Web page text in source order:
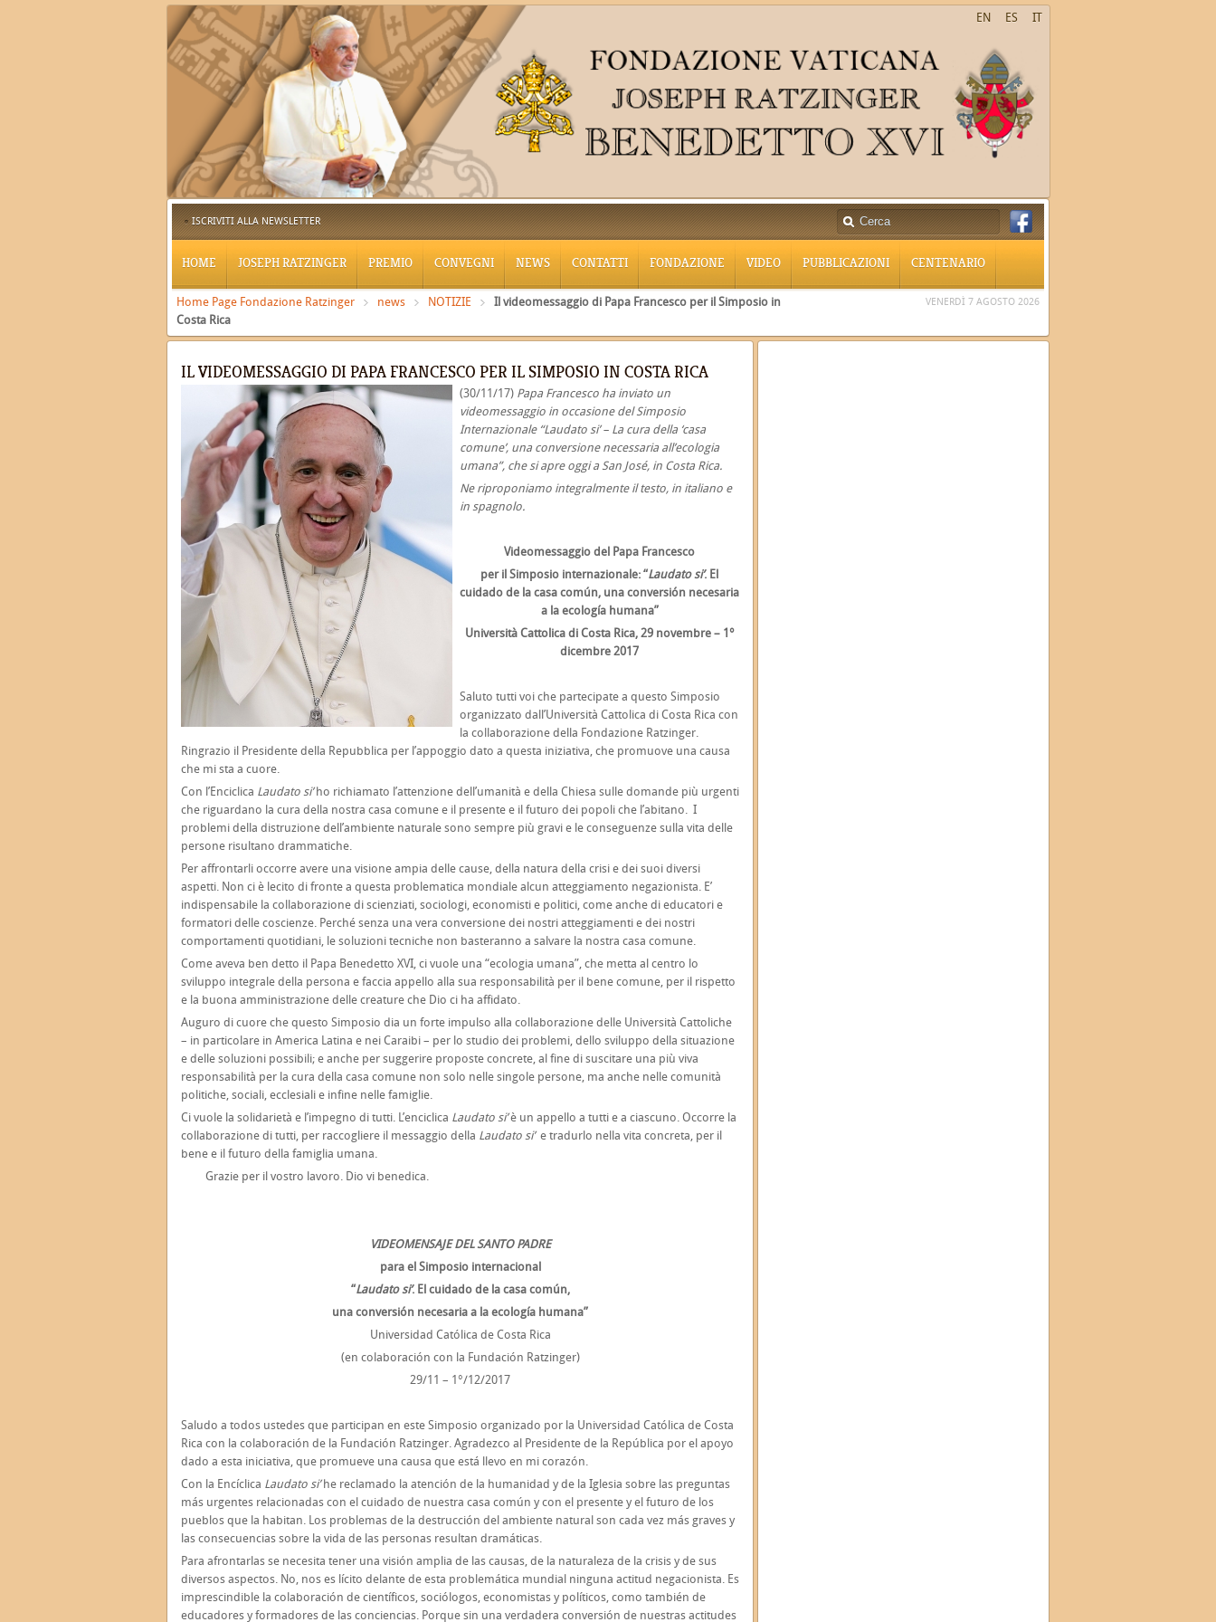
IT
ES
EN
ISCRIVITI ALLA NEWSLETTER
HOME JOSEPH RATZINGER PREMIO CONVEGNI NEWS CONTATTI FONDAZIONE VIDEO PUBBLICAZIONI CENTENARIO
Home Page Fondazione Ratzinger news NOTIZIE
Il videomessaggio di Papa Francesco per il Simposio in
Costa Rica
VENERDÌ 7 AGOSTO 2026
IL VIDEOMESSAGGIO DI PAPA FRANCESCO PER IL SIMPOSIO IN COSTA RICA
(30/11/17) Papa Francesco ha inviato un
videomessaggio in occasione del Simposio
Internazionale “Laudato si’ – La cura della ‘casa
comune’, una conversione necessaria all’ecologia
umana”, che si apre oggi a San José, in Costa Rica.
Ne riproponiamo integralmente il testo, in italiano e
in spagnolo.
Videomessaggio del Papa Francesco
per il Simposio internazionale: “Laudato si’. El
cuidado de la casa común, una conversión necesaria
a la ecología humana”
Università Cattolica di Costa Rica, 29 novembre – 1°
dicembre 2017
Saluto tutti voi che partecipate a questo Simposio
organizzato dall’Università Cattolica di Costa Rica con
la collaborazione della Fondazione Ratzinger.
Ringrazio il Presidente della Repubblica per l’appoggio dato a questa iniziativa, che promuove una causa
che mi sta a cuore.
Con l’Enciclica Laudato si’ho richiamato l’attenzione dell’umanità e della Chiesa sulle domande più urgenti
che riguardano la cura della nostra casa comune e il presente e il futuro dei popoli che l’abitano. I
problemi della distruzione dell’ambiente naturale sono sempre più gravi e le conseguenze sulla vita delle
persone risultano drammatiche.
Per affrontarli occorre avere una visione ampia delle cause, della natura della crisi e dei suoi diversi
aspetti. Non ci è lecito di fronte a questa problematica mondiale alcun atteggiamento negazionista. E’
indispensabile la collaborazione di scienziati, sociologi, economisti e politici, come anche di educatori e
formatori delle coscienze. Perché senza una vera conversione dei nostri atteggiamenti e dei nostri
comportamenti quotidiani, le soluzioni tecniche non basteranno a salvare la nostra casa comune.
Come aveva ben detto il Papa Benedetto XVI, ci vuole una “ecologia umana”, che metta al centro lo
sviluppo integrale della persona e faccia appello alla sua responsabilità per il bene comune, per il rispetto
e la buona amministrazione delle creature che Dio ci ha affidato.
Auguro di cuore che questo Simposio dia un forte impulso alla collaborazione delle Università Cattoliche
– in particolare in America Latina e nei Caraibi – per lo studio dei problemi, dello sviluppo della situazione
e delle soluzioni possibili; e anche per suggerire proposte concrete, al fine di suscitare una più viva
responsabilità per la cura della casa comune non solo nelle singole persone, ma anche nelle comunità
politiche, sociali, ecclesiali e infine nelle famiglie.
Ci vuole la solidarietà e l’impegno di tutti. L’enciclica Laudato si’è un appello a tutti e a ciascuno. Occorre la
collaborazione di tutti, per raccogliere il messaggio della Laudato si’e tradurlo nella vita concreta, per il
bene e il futuro della famiglia umana.
Grazie per il vostro lavoro. Dio vi benedica.
VIDEOMENSAJE DEL SANTO PADRE
para el Simposio internacional
“Laudato si’. El cuidado de la casa común,
una conversión necesaria a la ecología humana”
Universidad Católica de Costa Rica
(en colaboración con la Fundación Ratzinger)
29/11 – 1°/12/2017
Saludo a todos ustedes que participan en este Simposio organizado por la Universidad Católica de Costa
Rica con la colaboración de la Fundación Ratzinger. Agradezco al Presidente de la República por el apoyo
dado a esta iniciativa, que promueve una causa que está llevo en mi corazón.
Con la Encíclica Laudato si’he reclamado la atención de la humanidad y de la Iglesia sobre las preguntas
más urgentes relacionadas con el cuidado de nuestra casa común y con el presente y el futuro de los
pueblos que la habitan. Los problemas de la destrucción del ambiente natural son cada vez más graves y
las consecuencias sobre la vida de las personas resultan dramáticas.
Para afrontarlas se necesita tener una visión amplia de las causas, de la naturaleza de la crisis y de sus
diversos aspectos. No, nos es lícito delante de esta problemática mundial ninguna actitud negacionista. Es
imprescindible la colaboración de científicos, sociólogos, economistas y políticos, como también de
educadores y formadores de las conciencias. Porque sin una verdadera conversión de nuestras actitudes